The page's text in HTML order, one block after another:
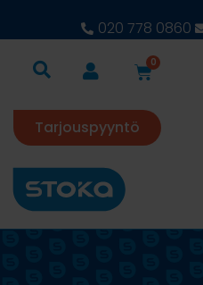
020 778 0860
0
Tarjouspyyntö